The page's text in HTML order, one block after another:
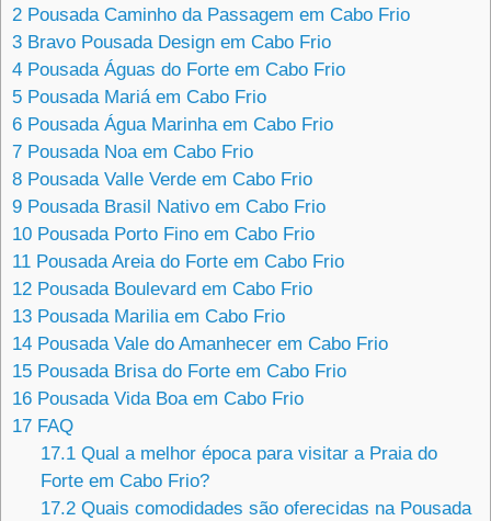
2 Pousada Caminho da Passagem em Cabo Frio
3 Bravo Pousada Design em Cabo Frio
4 Pousada Águas do Forte em Cabo Frio
5 Pousada Mariá em Cabo Frio
6 Pousada Água Marinha em Cabo Frio
7 Pousada Noa em Cabo Frio
8 Pousada Valle Verde em Cabo Frio
9 Pousada Brasil Nativo em Cabo Frio
10 Pousada Porto Fino em Cabo Frio
11 Pousada Areia do Forte em Cabo Frio
12 Pousada Boulevard em Cabo Frio
13 Pousada Marilia em Cabo Frio
14 Pousada Vale do Amanhecer em Cabo Frio
15 Pousada Brisa do Forte em Cabo Frio
16 Pousada Vida Boa em Cabo Frio
17 FAQ
17.1Qual a melhor época para visitar a Praia do
Forte em Cabo Frio?
17.2Quais comodidades são oferecidas na Pousada